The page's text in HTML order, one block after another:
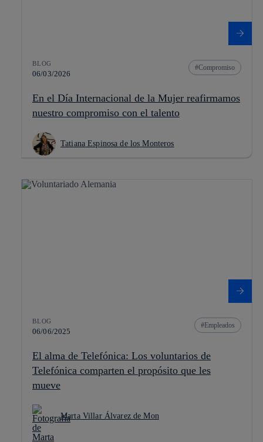
BLOG
06/03/2026
Compromiso
En el Día Internacional de la Mujer reafirmamos
nuestro compromiso con el talento
Tatiana Espinosa de los Monteros
BLOG
06/06/2025
Empleados
El alma de Telefónica: Los voluntarios de
Telefónica comparten el propósito que les
mueve
Marta Villar Álvarez de Mon